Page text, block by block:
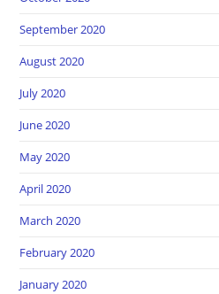
September 2020
August 2020
July 2020
June 2020
May 2020
April 2020
March 2020
February 2020
January 2020